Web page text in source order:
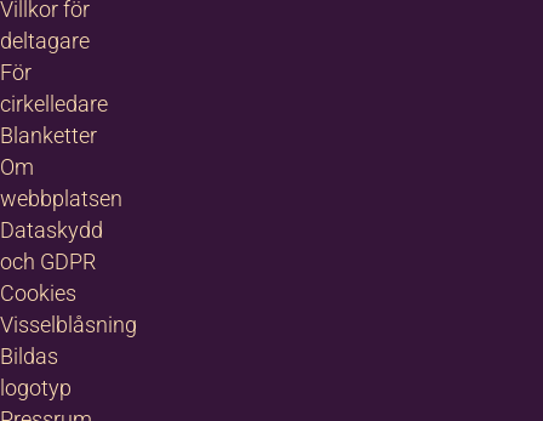
givande
och
i alla
former.I
har
Villkor för
deltagare
För
cirkelledare
Blanketter
Om
webbplatsen
Dataskydd
och GDPR
Cookies
Visselblåsning
Bildas
logotyp